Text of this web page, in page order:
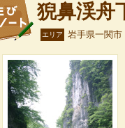
猊鼻渓舟
エリア 岩手県一関市